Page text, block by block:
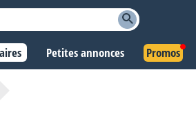
Petites annonces Promos